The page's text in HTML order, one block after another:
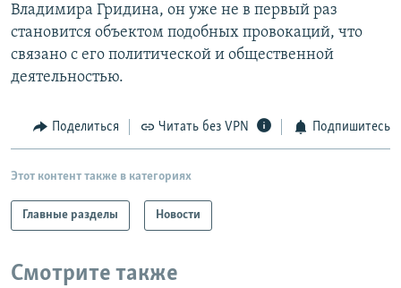
Владимира Гридина, он уже не в первый раз
становится объектом подобных провокаций, что
связано с его политической и общественной
деятельностью.
Поделиться Читать без VPN Подпишитесь
Этот контент также в категориях
Главные разделы Новости
Смотрите также